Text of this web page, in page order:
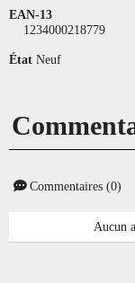
EAN-13
1234000218779
État Neuf
Commentaires (0)
Aucun